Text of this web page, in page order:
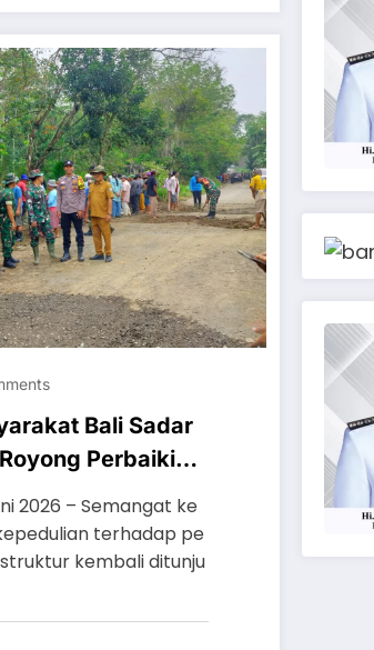
Bali Sadar
Perbaiki
TNI, Polri
Daerah
2026 – Semangat ke
terhadap pe
kembali ditunju